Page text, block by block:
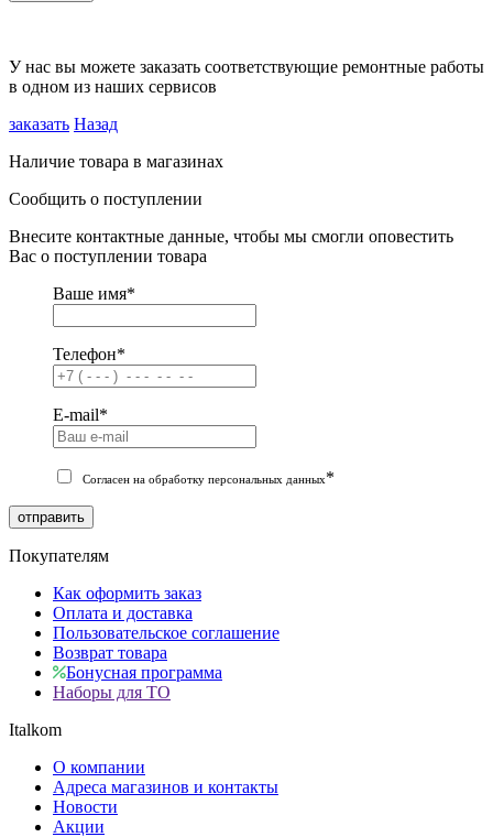
У нас вы можете заказать соответствующие ремонтные работы
в одном из наших сервисов
заказать Назад
Наличие товара в магазинах
Сообщить о поступлении
Внесите контактные данные, чтобы мы смогли оповестить
Вас о поступлении товара
Ваше имя*
Телефон*
E-mail*
Согласен на обработку персональных данных*
отправить
Покупателям
Как оформить заказ
Оплата и доставка
Пользовательское соглашение
Возврат товара
Бонусная программа
Наборы для ТО
Italkom
О компании
Адреса магазинов и контакты
Новости
Акции